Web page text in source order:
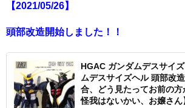
【2021/05/26】
頭部改造開始しました！！
HGAC ガンダムデスサイ
ムデスサイズヘル 頭部改
合、どう見たってお前の方
怪我はないかい、お嬢さん